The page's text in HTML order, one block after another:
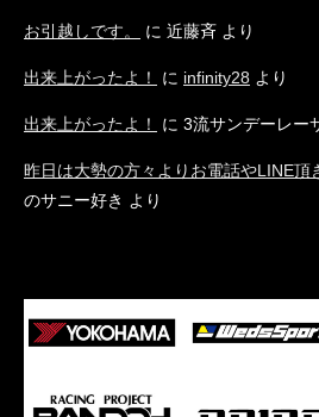
お引越しです。 に 近藤斉 より
出来上がったよ！ に infinity28 より
出来上がったよ！ に 3流サンデーレー
昨日は大勢の方々よりお電話やLINE頂
のサニー好き より